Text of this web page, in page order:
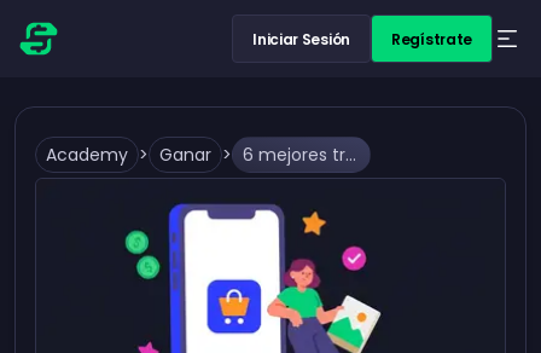
Iniciar Sesión Regístrate
Academy > Ganar > 6 mejores trabajos extra para mujeres